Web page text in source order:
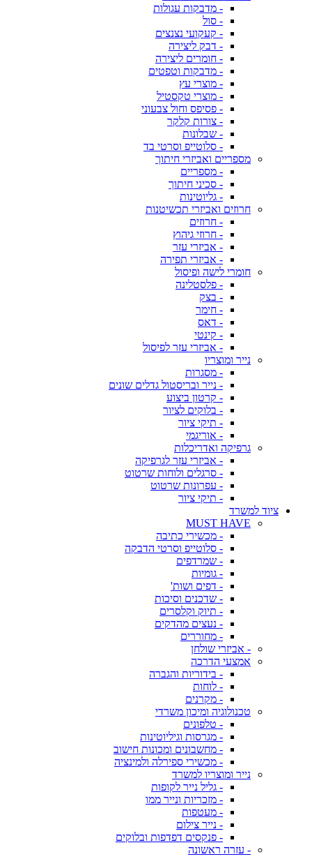
- מדבקות עגולות
- סול
- קעקועי נצנצים
- דבק ליצירה
- חומרים ליצירה
- מדבקות וטפטים
- מוצרי עץ
- מוצרי טקסטיל
- פסיפס וחול צבעוני
- צורות קלקר
- שבלונות
- סלוטייפ וסרטי בד
מספריים ואביזרי חיתוך
- מספריים
- סכיני חיתוך
- גליוטינות
חרוזים ואביזרי תכשיטנות
- חרוזים
- חרוזי גיהוץ
- אביזרי עזר
- אביזרי תפירה
חומרי לישה ופיסול
- פלסטלינה
- בצק
- חימר
- דאס
- קינטי
- אביזרי עזר לפיסול
נייר ומוצריו
- מסגרות
- נייר ובריסטול גדלים שונים
- קרטון ביצוע
- בלוקים לציור
- תיקי ציור
- אוריגמי
גרפיקה ואדריכלות
- אביזרי עזר לגרפיקה
- סרגלים ולוחות שרטוט
- עפרונות שרטוט
- תיקי ציור
ציוד למשרד
MUST HAVE
- מכשירי כתיבה
- סלוטייפ וסרטי הדבקה
- שמרדפים
- גומיות
- דפים ושות'
- שדכנים וסיכות
- תיוק וקלסרים
- נעצים מהדקים
- מחוררים
- אביזרי שולחן
אמצעי הדרכה
- בידוריות והגברה
- לוחות
- מקרנים
טכנולוגיה ומיכון משרדי
- טלפונים
- מגרסות וגיליוטינות
- מחשבונים ומכונות חישוב
- מכשירי ספירלה ולמינציה
נייר ומוצריו למשרד
- גליל נייר לקופות
- מזכריות ונייר ממו
- מעטפות
- נייר צילום
- פנקסים דפדפות ובלוקים
- עזרה ראשונה